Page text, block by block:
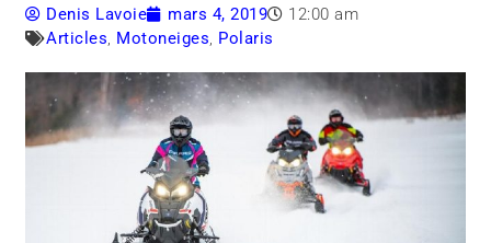
Denis Lavoie mars 4, 2019
12:00 am
Articles, Motoneiges, Polaris